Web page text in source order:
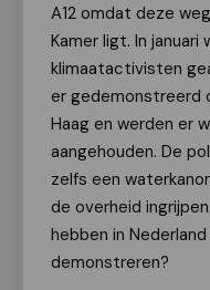
A12 omdat deze
Kamer ligt. In
klimaatactivisten
er gedemonstreerd
Haag en werden er
aangehouden. De
zelfs een
de overheid
hebben in
demonstreren?